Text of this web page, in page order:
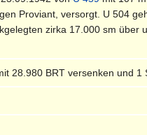
Proviant, versorgt. U 504
zirka 17.000 sm über
28.980 BRT versenken und 1